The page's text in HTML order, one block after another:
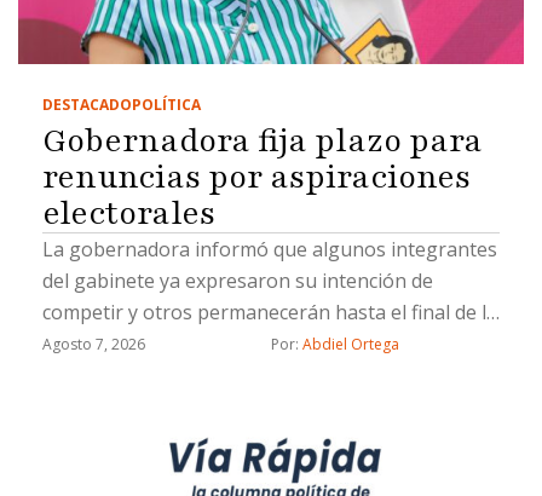
DESTACADOPOLÍTICA
Gobernadora fija plazo para
renuncias por aspiraciones
electorales
La gobernadora informó que algunos integrantes
del gabinete ya expresaron su intención de
competir y otros permanecerán hasta el final de la
administración
Agosto 7, 2026 Por: Abdiel Ortega